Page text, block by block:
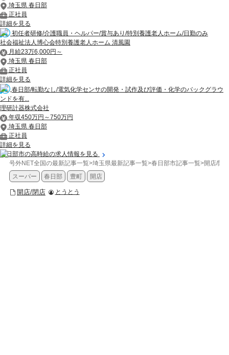
埼玉県 春日部
正社員
詳細を見る
初任者研修/介護職員・ヘルパー/賞与あり/特別養護老人ホーム/日勤のみ
社会福祉法人博心会特別養護老人ホーム 清風園
月給23万6,000円～
埼玉県 春日部
正社員
詳細を見る
春日部/転勤なし/電気化学センサの開発・試作及び評価・化学のバックグラウ
ンドを有...
理研計器株式会社
年収450万円～750万円
埼玉県 春日部
正社員
詳細を見る
春日部市の高時給の求人情報を見る
号外NET全国の最新記事一覧>埼玉県最新記事一覧>春日部市記事一覧>開店/閉
スーパー
春日部 豊町 開店
開店/閉店 とうとう